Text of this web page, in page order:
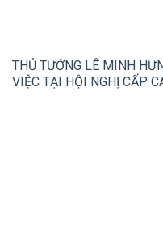
THỦ TƯỚNG LÊ MINH
VIỆC TẠI HỘI NGHỊ CẤP